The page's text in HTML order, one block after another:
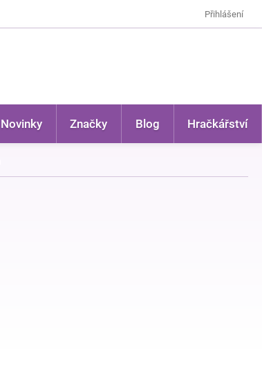
Přihlášení
Novinky Značky Blog Hračkářství